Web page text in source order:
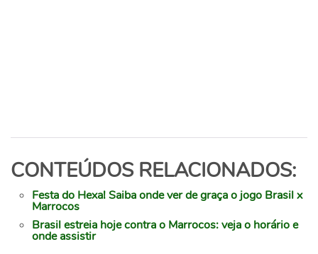
CONTEÚDOS RELACIONADOS:
Festa do Hexa! Saiba onde ver de graça o jogo Brasil x
Marrocos
Brasil estreia hoje contra o Marrocos: veja o horário e
onde assistir